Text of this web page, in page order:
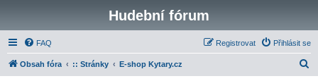
Hudební fórum
FAQ Přihlásit se
Registrovat
Obsah fóra :: Stránky E-shop Kytary.cz